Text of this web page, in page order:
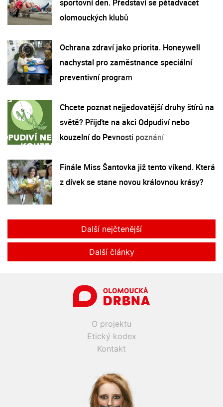
sportovní den. Představí se pětadvacet
olomouckých klubů
Ochrana zdraví jako priorita. Honeywell
nachystal pro zaměstnance speciální
preventivní program
Chcete poznat nejjedovatější druhy štírů na
světě? Přijďte na akci Odpudiví nebo
kouzelní do Pevnosti poznání
Finále Miss Šantovka již tento víkend. Která
z dívek se stane novou královnou krásy?
Další nejčtenější
Další články
O projektu
Etický kodex
Kontakt